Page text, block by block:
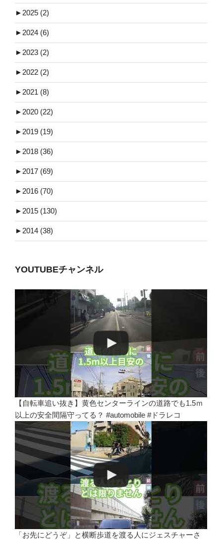
► 2025 (2)
► 2024 (6)
► 2023 (2)
► 2022 (2)
► 2021 (8)
► 2020 (22)
► 2019 (19)
► 2018 (36)
► 2017 (69)
► 2016 (70)
► 2015 (130)
► 2014 (38)
YOUTUBEチャンネル
【自転車追い抜き】黄色センターラインの道路でも1.5ｍ
以上の安全間隔守ってる？ #automobile #ドラレコ
「お先にどうぞ」と横断歩道を渡る人にジェスチャーさ